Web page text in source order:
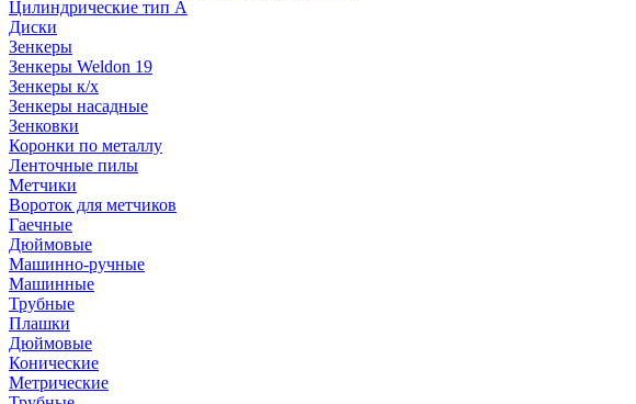
Цилиндрические тип А
Диски
Зенкеры
Зенкеры Weldon 19
Зенкеры к/х
Зенкеры насадные
Зенковки
Коронки по металлу
Ленточные пилы
Метчики
Вороток для метчиков
Гаечные
Дюймовые
Машинно-ручные
Машинные
Трубные
Плашки
Дюймовые
Конические
Метрические